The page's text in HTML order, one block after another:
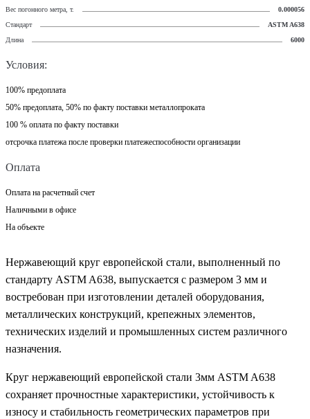
Вес погонного метра, т.
0.000056
Стандарт
ASTM A638
Длина
6000
Условия:
100% предоплата
50% предоплата, 50% по факту поставки металлопроката
100 % оплата по факту поставки
отсрочка платежа после проверки платежеспособности организации
Оплата
Оплата на расчетный счет
Наличными в офисе
На объекте
Нержавеющий круг европейской стали, выполненный по
стандарту ASTM A638, выпускается с размером 3 мм и
востребован при изготовлении деталей оборудования,
металлических конструкций, крепежных элементов,
технических изделий и промышленных систем различного
назначения.
Круг нержавеющий европейской стали 3мм ASTM A638
сохраняет прочностные характеристики, устойчивость к
износу и стабильность геометрических параметров при